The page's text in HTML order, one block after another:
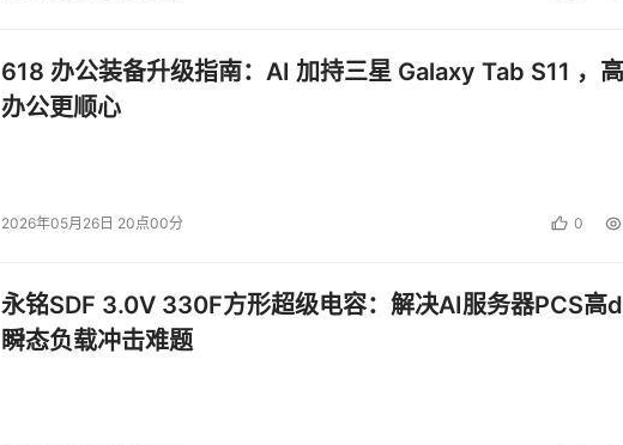
618 办公装备升级指南：AI 加持三星 Galaxy Tab S11 ，
办公更顺心
2026年05月26日 20点00分 0
永铭SDF 3.0V 330F方形超级电容：解决AI服务器PCS高
瞬态负载冲击难题